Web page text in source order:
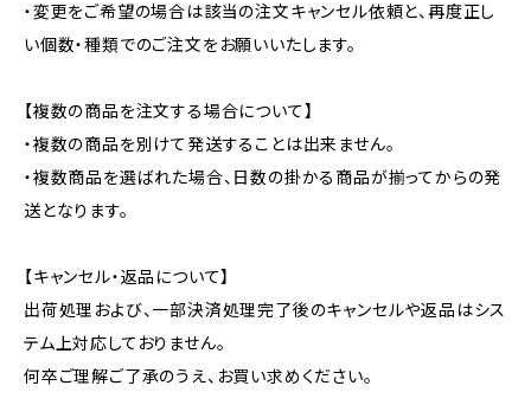
・変更をご希望の場合は該当の注文キャンセル依頼と、再度正し
い個数・種類でのご注文をお願いいたします。
【複数の商品を注文する場合について】
・複数の商品を別けて発送することは出来ません。
・複数商品を選ばれた場合、日数の掛かる商品が揃ってからの発
送となります。
【キャンセル・返品について】
出荷処理および、一部決済処理完了後のキャンセルや返品はシス
テム上対応しておりません。
何卒ご理解ご了承のうえ、お買い求めください。